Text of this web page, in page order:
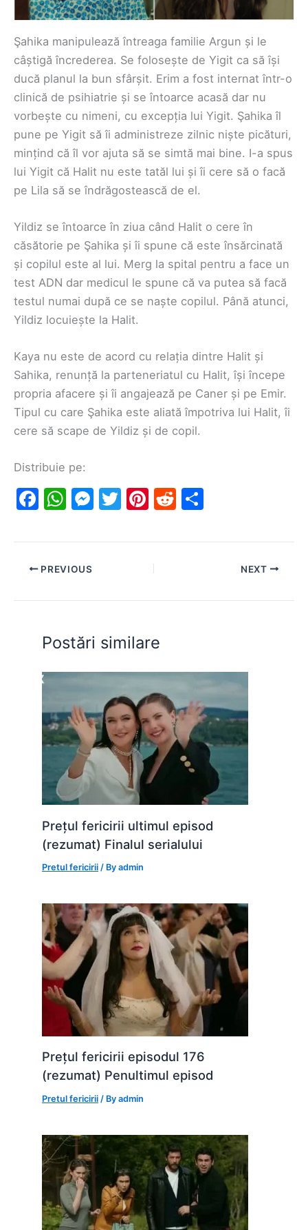
Şahika manipulează întreaga familie Argun și le
câștigă încrederea. Se folosește de Yigit ca să își
ducă planul la bun sfârșit. Erim a fost internat într-o
clinică de psihiatrie și se întoarce acasă dar nu
vorbește cu nimeni, cu excepția lui Yigit. Şahika îl
pune pe Yigit să îi administreze zilnic niște picături,
mințind că îl vor ajuta să se simtă mai bine. I-a spus
lui Yigit că Halit nu este tatăl lui și îi cere să o facă
pe Lila să se îndrăgostească de el.
Yildiz se întoarce în ziua când Halit o cere în
căsătorie pe Şahika și îi spune că este însărcinată
și copilul este al lui. Merg la spital pentru a face un
test ADN dar medicul le spune că va putea să facă
testul numai după ce se naște copilul. Până atunci,
Yildiz locuiește la Halit.
Kaya nu este de acord cu relația dintre Halit și
Sahika, renunță la parteneriatul cu Halit, își începe
propria afacere și îi angajează pe Caner și pe Emir.
Tipul cu care Şahika este aliată împotriva lui Halit, îi
cere să scape de Yildiz și de copil.
Distribuie pe:
F
c
e
o
o
k
W
at
s
p
p
M
s
n
g
er
T
itt
Pi
er
e
R
d ar
PREVIOUS NEXT
Postări similare
Prețul fericirii ultimul episod
(rezumat) Finalul serialului
Pretul fericirii / Byadmin
Prețul fericirii episodul 176
(rezumat) Penultimul episod
Pretul fericirii / Byadmin